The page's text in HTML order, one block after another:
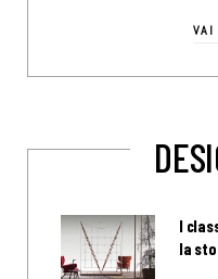
VAI
I
la